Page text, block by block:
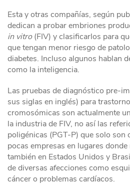
Esta y otras compañías, según
dedican a probar embriones
in vitro(FIV) y clasificarlos para
que tengan menor riesgo de
diabetes. Incluso algunos hablan
como la inteligencia.
Las pruebas de diagnóstico pre-
sus siglas en inglés) para
cromosómicas son actualmente
la industria de FIV, no así las
poligénicas (PGT-P) que solo son
pocas empresas en lugares
también en Estados Unidos y
de diversas afecciones como
cáncer o problemas cardíacos.